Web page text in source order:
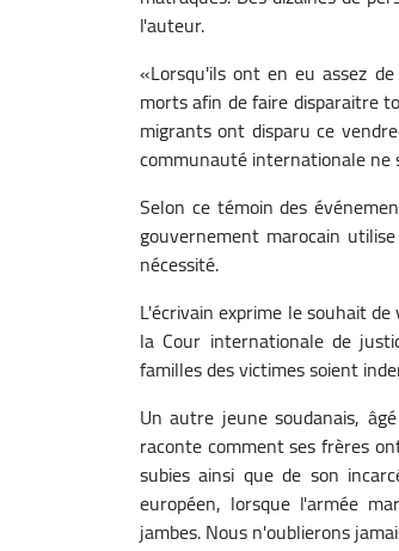
l'auteur.
«Lorsqu'ils ont en eu assez
morts afin de faire disparaitre
migrants ont disparu ce
communauté internationale ne
Selon ce témoin des
gouvernement marocain
nécessité.
L'écrivain exprime le souhait
la Cour internationale de
familles des victimes soient
Un autre jeune soudanais,
raconte comment ses frères
subies ainsi que de son
européen, lorsque l'armée
jambes. Nous n'oublierons